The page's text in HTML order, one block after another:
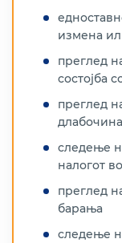
измена
преглед
состојба
преглед
следење
налогот
преглед
барања
следење